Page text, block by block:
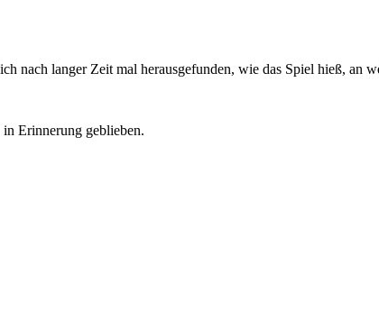
nach langer Zeit mal herausgefunden, wie das Spiel hieß, an
Erinnerung geblieben.